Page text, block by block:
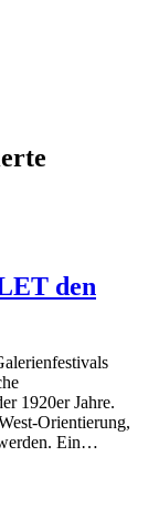
den
1920er Jahre.
Orientierung,
Ein…